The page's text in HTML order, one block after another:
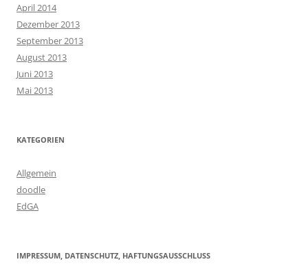
April 2014
Dezember 2013
September 2013
August 2013
Juni 2013
Mai 2013
KATEGORIEN
Allgemein
doodle
EdGA
IMPRESSUM, DATENSCHUTZ, HAFTUNGSAUSSCHLUSS